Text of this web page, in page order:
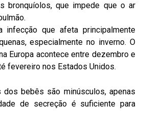
bronquíolos, que impede que o ar
infecção que afeta principalmente
especialmente no inverno. O
Europa acontece entre dezembro e
fevereiro nos Estados Unidos.
dos bebês são minúsculos, apenas
de secreção é suficiente para